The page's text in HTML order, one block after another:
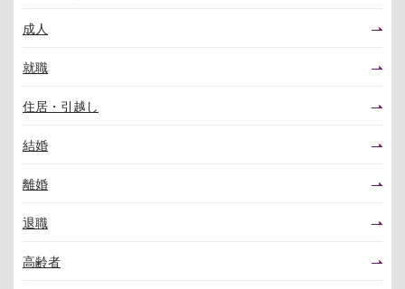
成人
就職
住居・引越し
結婚
離婚
退職
高齢者